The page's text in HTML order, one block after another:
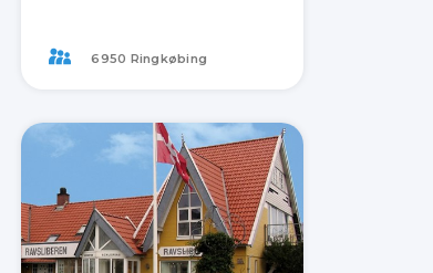
6950 Ringkøbing